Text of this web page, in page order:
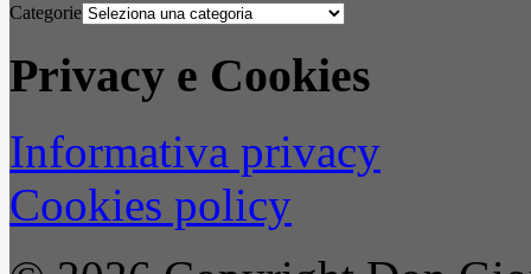
Categorie
Privacy e Cookies
Informativa privacy
Cookies policy